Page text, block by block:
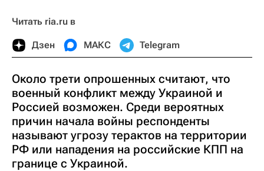
Читать ria.ru в
Дзен МАКС Telegram
Около трети опрошенных считают, что
военный конфликт между Украиной и
Россией возможен. Среди вероятных
причин начала войны респонденты
называют угрозу терактов на территории
РФ или нападения на российские КПП на
границе с Украиной.